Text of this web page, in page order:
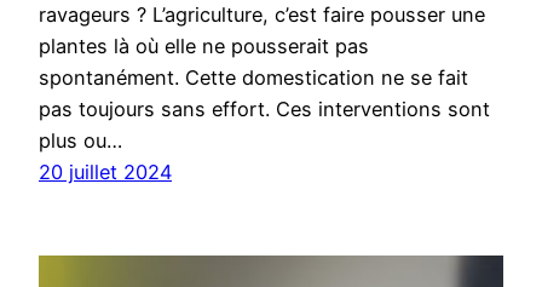
ravageurs ? L’agriculture, c’est faire pousser une
plantes là où elle ne pousserait pas
spontanément. Cette domestication ne se fait
pas toujours sans effort. Ces interventions sont
plus ou…
20 juillet 2024